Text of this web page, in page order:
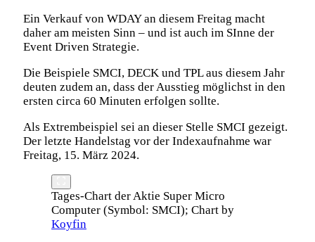
Ein Verkauf von WDAY an diesem Freitag macht
daher am meisten Sinn – und ist auch im SInne der
Event Driven Strategie.
Die Beispiele SMCI, DECK und TPL aus diesem Jahr
deuten zudem an, dass der Ausstieg möglichst in den
ersten circa 60 Minuten erfolgen sollte.
Als Extrembeispiel sei an dieser Stelle SMCI gezeigt.
Der letzte Handelstag vor der Indexaufnahme war
Freitag, 15. März 2024.
Tages-Chart der Aktie Super Micro
Computer (Symbol: SMCI); Chart by
Koyfin